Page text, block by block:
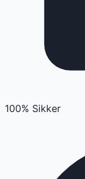
100% Sikker